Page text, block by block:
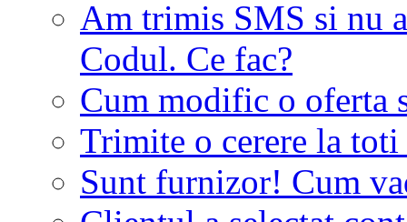
Am trimis SMS si nu
Codul. Ce fac?
Cum modific o oferta
Trimite o cerere la
Sunt furnizor! Cum